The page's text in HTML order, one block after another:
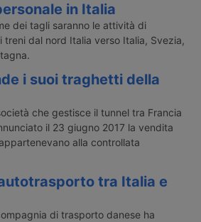
in Italia
dei tagli saranno le attività di
treni dal nord Italia verso Italia, Svezia,
i suoi traghetti della
che gestisce il tunnel tra Francia
il 23 giugno 2017 la vendita
alla controllata
tra Italia e
di trasporto danese ha